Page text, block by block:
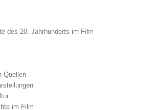
des 20. Jahrhunderts im Film
Quellen
im Film